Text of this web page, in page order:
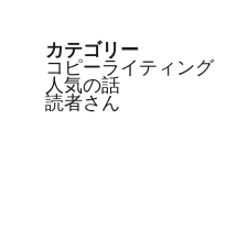
カテゴリー
コピーライティング
人気の話
読者さん